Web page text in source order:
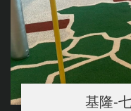
基隆-